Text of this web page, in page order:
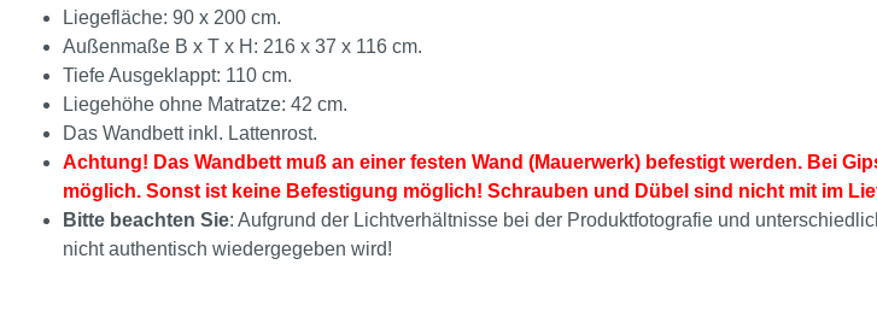
Liegefläche: 90 x 200 cm.
Außenmaße B x T x H: 216 x 37 x 116 cm.
Tiefe Ausgeklappt: 110 cm.
Liegehöhe ohne Matratze: 42 cm.
Das Wandbett inkl. Lattenrost.
Achtung! Das Wandbett muß an einer festen Wand (Mauerwerk) befestigt werden. Bei
möglich. Sonst ist keine Befestigung möglich! Schrauben und Dübel sind nicht mit im
Bitte beachten Sie: Aufgrund der Lichtverhältnisse bei der Produktfotografie und
nicht authentisch wiedergegeben wird!